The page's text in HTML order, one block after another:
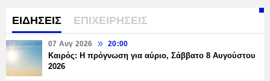
ΕΙΔΗΣΕΙΣ ΕΠΙΧΕΙΡΗΣΕΙΣ
07 Αυγ 2026 20:00
Καιρός: Η πρόγνωση για αύριο, Σάββατο 8 Αυγούστου
2026